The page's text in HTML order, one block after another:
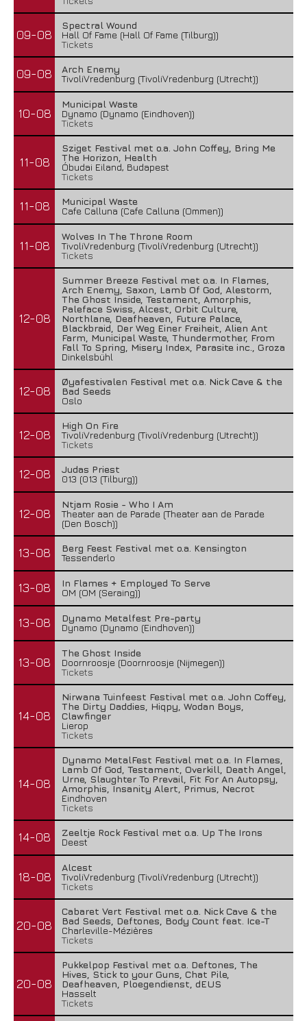
09-08
Spectral Wound
Hall Of Fame (Hall Of Fame (Tilburg))
Tickets
09-08
Arch Enemy
TivoliVredenburg (TivoliVredenburg (Utrecht))
10-08
Municipal Waste
Dynamo (Dynamo (Eindhoven))
Tickets
11-08
Sziget Festival met o.a. John Coffey, Bring Me
The Horizon, Health
Óbudai Eiland, Budapest
Tickets
11-08
Municipal Waste
Cafe Calluna (Cafe Calluna (Ommen))
11-08
Wolves In The Throne Room
TivoliVredenburg (TivoliVredenburg (Utrecht))
Tickets
12-08
Summer Breeze Festival met o.a. In Flames,
Arch Enemy, Saxon, Lamb Of God, Alestorm,
The Ghost Inside, Testament, Amorphis,
Paleface Swiss, Alcest, Orbit Culture,
Northlane, Deafheaven, Future Palace,
Blackbraid, Der Weg Einer Freiheit, Alien Ant
Farm, Municipal Waste, Thundermother, From
Fall To Spring, Misery Index, Parasite inc., Groza
Dinkelsbühl
12-08
Øyafestivalen Festival met o.a. Nick Cave & the
Bad Seeds
Oslo
12-08
High On Fire
TivoliVredenburg (TivoliVredenburg (Utrecht))
Tickets
12-08
Judas Priest
013 (013 (Tilburg))
12-08
Ntjam Rosie - Who I Am
Theater aan de Parade (Theater aan de Parade
(Den Bosch))
13-08
Berg Feest Festival met o.a. Kensington
Tessenderlo
13-08
In Flames + Employed To Serve
OM (OM (Seraing))
13-08
Dynamo Metalfest Pre-party
Dynamo (Dynamo (Eindhoven))
13-08
The Ghost Inside
Doornroosje (Doornroosje (Nijmegen))
Tickets
14-08
Nirwana Tuinfeest Festival met o.a. John Coffey,
The Dirty Daddies, Hiqpy, Wodan Boys,
Clawfinger
Lierop
Tickets
14-08
Dynamo MetalFest Festival met o.a. In Flames,
Lamb Of God, Testament, Overkill, Death Angel,
Urne, Slaughter To Prevail, Fit For An Autopsy,
Amorphis, Insanity Alert, Primus, Necrot
Eindhoven
Tickets
14-08
Zeeltje Rock Festival met o.a. Up The Irons
Deest
18-08
Alcest
TivoliVredenburg (TivoliVredenburg (Utrecht))
Tickets
20-08
Cabaret Vert Festival met o.a. Nick Cave & the
Bad Seeds, Deftones, Body Count feat. Ice-T
Charleville-Mézières
Tickets
20-08
Pukkelpop Festival met o.a. Deftones, The
Hives, Stick to your Guns, Chat Pile,
Deafheaven, Ploegendienst, dEUS
Hasselt
Tickets